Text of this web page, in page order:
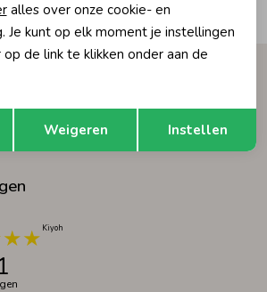
sparen voor korting
Opslaan
alles over onze cookie- en
Je kunt op elk moment je instellingen
de link te klikken onder aan de
Weigeren Instellen